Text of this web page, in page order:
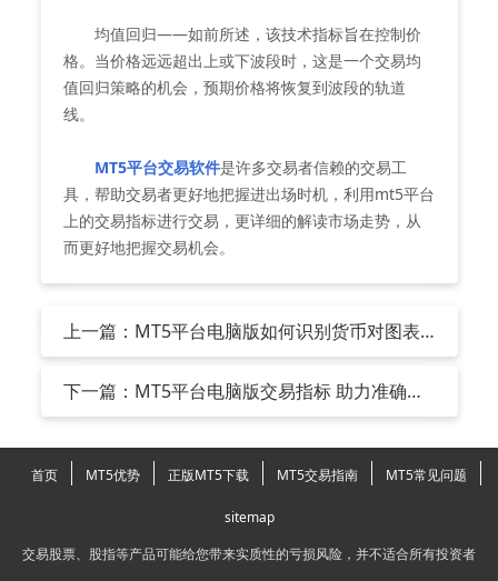
均值回归——如前所述，该技术指标旨在控制价
格。当价格远远超出上或下波段时，这是一个交易均
值回归策略的机会，预期价格将恢复到波段的轨道
线。
MT5平台交易软件是许多交易者信赖的交易工
具，帮助交易者更好地把握进出场时机，利用mt5平台
上的交易指标进行交易，更详细的解读市场走势，从
而更好地把握交易机会。
上一篇：MT5平台电脑版如何识别货币对图表
上的双顶形态？
下一篇：MT5平台电脑版交易指标 助力准确识
别买卖信号
首页 MT5优势 正版MT5下载 MT5交易指南 MT5常见问题
sitemap
交易股票、股指等产品可能给您带来实质性的亏损风险，并不适合所有投资者